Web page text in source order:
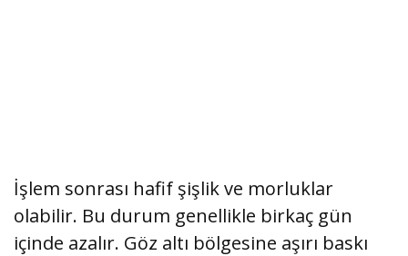
İşlem sonrası hafif şişlik ve morluklar
olabilir. Bu durum genellikle birkaç gün
içinde azalır. Göz altı bölgesine aşırı baskı